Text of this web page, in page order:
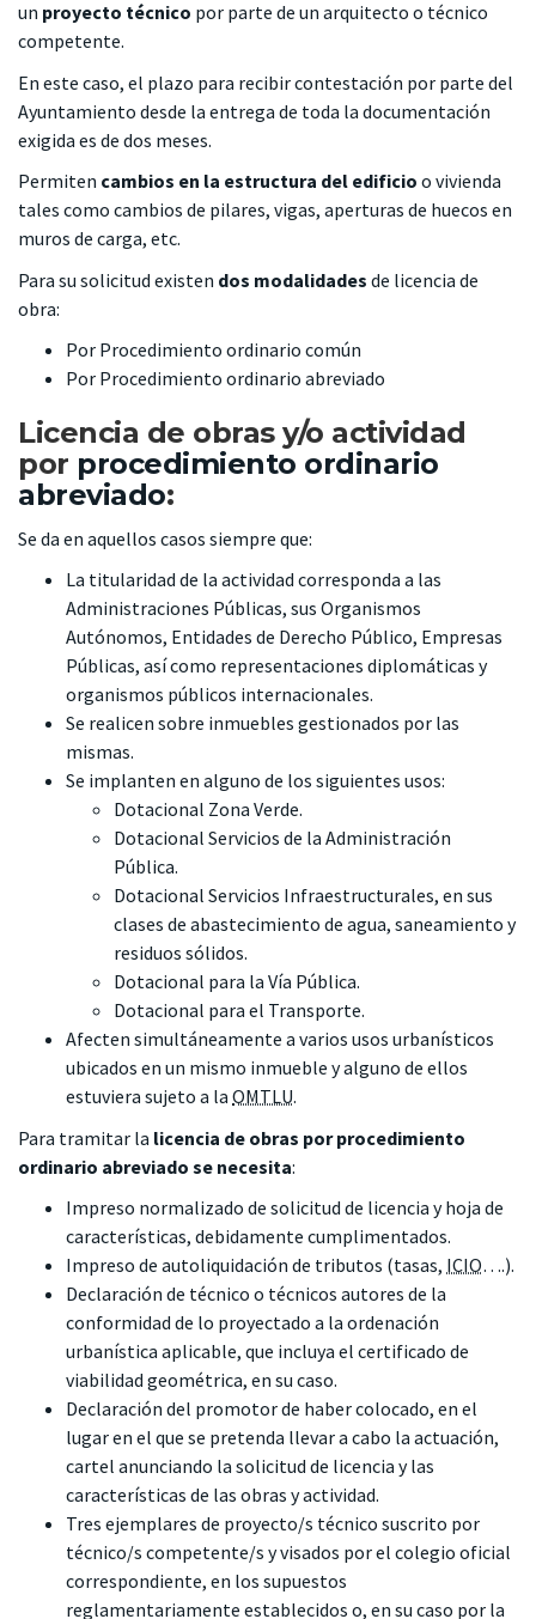
un proyecto técnico por parte de un arquitecto o técnico
competente.
En este caso, el plazo para recibir contestación por parte del
Ayuntamiento desde la entrega de toda la documentación
exigida es de dos meses.
Permiten cambios en la estructura del edificio o vivienda
tales como cambios de pilares, vigas, aperturas de huecos en
muros de carga, etc.
Para su solicitud existen dos modalidades de licencia de
obra:
Por Procedimiento ordinario común
Por Procedimiento ordinario abreviado
Licencia de obras y/o actividad
por procedimiento ordinario
abreviado:
Se da en aquellos casos siempre que:
La titularidad de la actividad corresponda a las
Administraciones Públicas, sus Organismos
Autónomos, Entidades de Derecho Público, Empresas
Públicas, así como representaciones diplomáticas y
organismos públicos internacionales.
Se realicen sobre inmuebles gestionados por las
mismas.
Se implanten en alguno de los siguientes usos:
Dotacional Zona Verde.
Dotacional Servicios de la Administración
Pública.
Dotacional Servicios Infraestructurales, en sus
clases de abastecimiento de agua, saneamiento y
residuos sólidos.
Dotacional para la Vía Pública.
Dotacional para el Transporte.
Afecten simultáneamente a varios usos urbanísticos
ubicados en un mismo inmueble y alguno de ellos
estuviera sujeto a la OMTLU.
Para tramitar la licencia de obras por procedimiento
ordinario abreviado se necesita:
Impreso normalizado de solicitud de licencia y hoja de
características, debidamente cumplimentados.
Impreso de autoliquidación de tributos (tasas, ICIO….).
Declaración de técnico o técnicos autores de la
conformidad de lo proyectado a la ordenación
urbanística aplicable, que incluya el certificado de
viabilidad geométrica, en su caso.
Declaración del promotor de haber colocado, en el
lugar en el que se pretenda llevar a cabo la actuación,
cartel anunciando la solicitud de licencia y las
características de las obras y actividad.
Tres ejemplares de proyecto/s técnico suscrito por
técnico/s competente/s y visados por el colegio oficial
correspondiente, en los supuestos
reglamentariamente establecidos o, en su caso por la